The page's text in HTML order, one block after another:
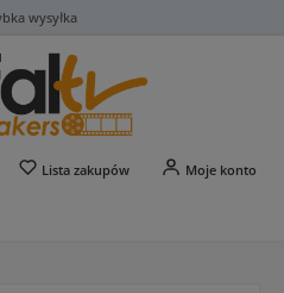
wysyłka
Lista zakupówMasz 0 przedmioty na
Moje konto